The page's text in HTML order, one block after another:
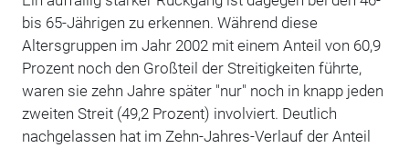
bis 65-Jährigen zu erkennen. Während diese
Altersgruppen im Jahr 2002 mit einem Anteil von 60,9
Prozent noch den Großteil der Streitigkeiten führte,
waren sie zehn Jahre später "nur" noch in knapp jeden
zweiten Streit (49,2 Prozent) involviert. Deutlich
nachgelassen hat im Zehn-Jahres-Verlauf der Anteil